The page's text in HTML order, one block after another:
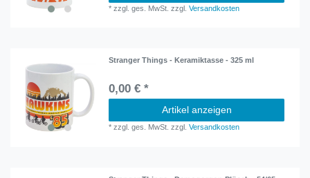
*zzgl. ges. MwSt. zzgl.Versandkosten
Stranger Things - Keramiktasse - 325 ml
0,00 € *
Artikel anzeigen
*zzgl. ges. MwSt. zzgl.Versandkosten